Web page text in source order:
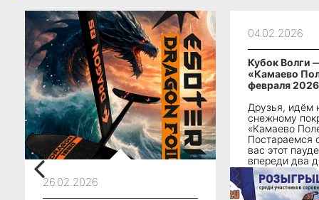
26.02.2026
04.02.2026
Кубок Волги
«Камаево
февраля
Друзья, идём
снежному
«Камаево
Постараемся
вас этот
впереди два
запомнятся и
атмосферой...